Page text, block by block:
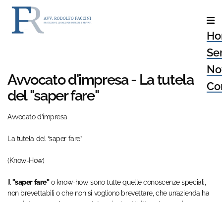
Avvocato d'impresa - La tutela
del "saper fare"
Avvocato d’impresa
La tutela del “saper fare”
(Know-How)
Il"saper fare"o know-how, sono tutte quelle conoscenze speciali,
non brevettabili o che non si vogliono brevettare, che un’azienda ha